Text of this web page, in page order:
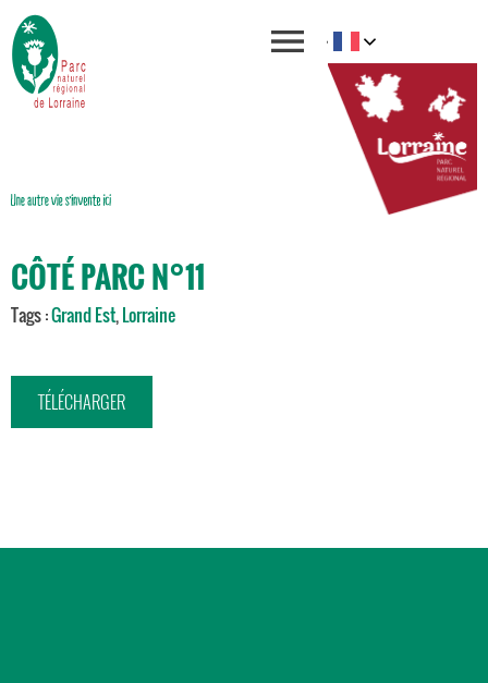
CÔTÉ PARC N°11
Tags :Grand Est,Lorraine
TÉLÉCHARGER